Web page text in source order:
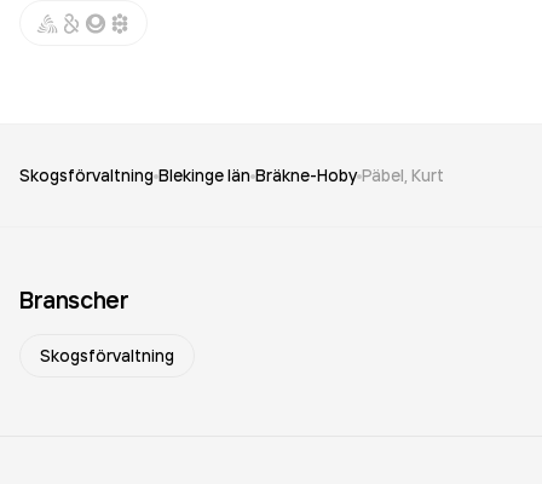
Skogsförvaltning Blekinge län Bräkne-Hoby Päbel, Kurt
Branscher
Skogsförvaltning